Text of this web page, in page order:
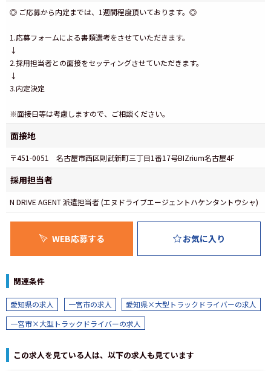
◎ ご応募から内定までは、1週間程度頂いております。◎
1.応募フォームによる書類選考をさせていただきます。
↓
2.採用担当者との面接をセッティングさせていただきます。
↓
3.内定決定
※面接日等は考慮しますので、ご相談ください。
面接地
〒451-0051 名古屋市西区則武新町三丁目1番17号BIZrium名古屋4F
採用担当者
N DRIVE AGENT 派遣担当者 (エヌドライブエージェントハケンタントウシャ)
WEB応募する お気に入り
関連条件
愛知県の求人 一宮市の求人
愛知県×大型トラックドライバーの求人
一宮市×大型トラックドライバーの求人
この求人を見ている人は、以下の求人も見ています